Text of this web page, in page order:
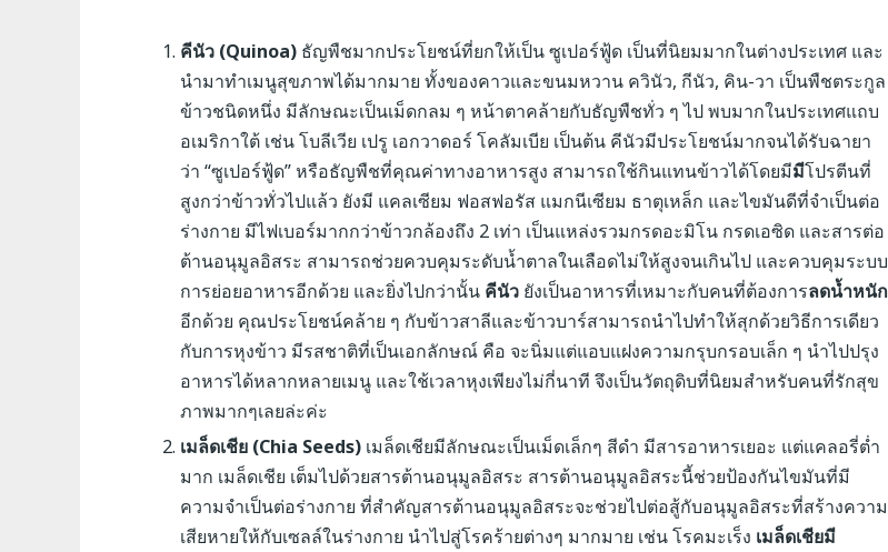
คีนัว (Quinoa) ธัญพืชมากประโยชน์ที่ยกให้เป็น ซูเปอร์ฟู้ด เป็นที่นิยมมากในต่างประเทศ และ
นำมาทำเมนูสุขภาพได้มากมาย ทั้งของคาวและขนมหวาน ควินัว, กีนัว, คิน-วา เป็นพืชตระกูล
ข้าวชนิดหนึ่ง มีลักษณะเป็นเม็ดกลม ๆ หน้าตาคล้ายกับธัญพืชทั่ว ๆ ไป พบมากในประเทศแถบ
อเมริกาใต้ เช่น โบลีเวีย เปรู เอกวาดอร์ โคลัมเบีย เป็นต้น คีนัวมีประโยชน์มากจนได้รับฉายา
ว่า “ซูเปอร์ฟู้ด” หรือธัญพืชที่คุณค่าทางอาหารสูง สามารถใช้กินแทนข้าวได้โดยมีมีโปรตีนที่
สูงกว่าข้าวทั่วไปแล้ว ยังมี แคลเซียม ฟอสฟอรัส แมกนีเซียม ธาตุเหล็ก และไขมันดีที่จำเป็นต่อ
ร่างกาย มีไฟเบอร์มากกว่าข้าวกล้องถึง 2 เท่า เป็นแหล่งรวมกรดอะมิโน กรดเอซิด และสารต่อ
ต้านอนุมูลอิสระ สามารถช่วยควบคุมระดับน้ำตาลในเลือดไม่ให้สูงจนเกินไป และควบคุมระบบ
การย่อยอาหารอีกด้วย และยิ่งไปกว่านั้น คีนัว ยังเป็นอาหารที่เหมาะกับคนที่ต้องการลดน้ำหนัก
อีกด้วย คุณประโยชน์คล้าย ๆ กับข้าวสาลีและข้าวบาร์สามารถนำไปทำให้สุกด้วยวิธีการเดียว
กับการหุงข้าว มีรสชาติที่เป็นเอกลักษณ์ คือ จะนิ่มแต่แอบแฝงความกรุบกรอบเล็ก ๆ นำไปปรุง
อาหารได้หลากหลายเมนู และใช้เวลาหุงเพียงไม่กี่นาที จึงเป็นวัตถุดิบที่นิยมสำหรับคนที่รักสุข
ภาพมากๆเลยล่ะค่ะ
เมล็ดเชีย (Chia Seeds) เมล็ดเชียมีลักษณะเป็นเม็ดเล็กๆ สีดำ มีสารอาหารเยอะ แต่แคลอรี่ต่ำ
มาก เมล็ดเชีย เต็มไปด้วยสารต้านอนุมูลอิสระ สารต้านอนุมูลอิสระนี้ช่วยป้องกันไขมันที่มี
ความจำเป็นต่อร่างกาย ที่สำคัญสารต้านอนุมูลอิสระจะช่วยไปต่อสู้กับอนุมูลอิสระที่สร้างความ
เสียหายให้กับเซลล์ในร่างกาย นำไปสู่โรคร้ายต่างๆ มากมาย เช่น โรคมะเร็ง เมล็ดเชียมี